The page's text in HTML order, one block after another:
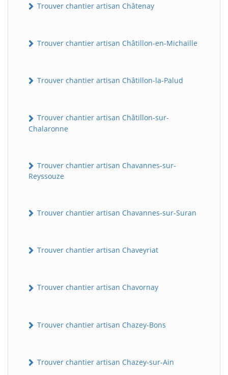
Trouver chantier artisan Châtenay
Trouver chantier artisan Châtillon-en-Michaille
Trouver chantier artisan Châtillon-la-Palud
Trouver chantier artisan Châtillon-sur-
Chalaronne
Trouver chantier artisan Chavannes-sur-
Reyssouze
Trouver chantier artisan Chavannes-sur-Suran
Trouver chantier artisan Chaveyriat
Trouver chantier artisan Chavornay
Trouver chantier artisan Chazey-Bons
Trouver chantier artisan Chazey-sur-Ain